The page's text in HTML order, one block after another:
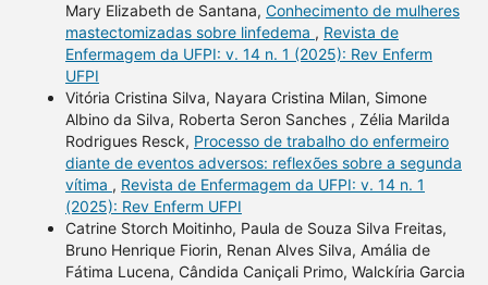
Mary Elizabeth de Santana, Conhecimento de mulheres
mastectomizadas sobre linfedema , Revista de
Enfermagem da UFPI: v. 14 n. 1 (2025): Rev Enferm
UFPI
Vitória Cristina Silva, Nayara Cristina Milan, Simone
Albino da Silva, Roberta Seron Sanches , Zélia Marilda
Rodrigues Resck, Processo de trabalho do enfermeiro
diante de eventos adversos: reflexões sobre a segunda
vítima , Revista de Enfermagem da UFPI: v. 14 n. 1
(2025): Rev Enferm UFPI
Catrine Storch Moitinho, Paula de Souza Silva Freitas,
Bruno Henrique Fiorin, Renan Alves Silva, Amália de
Fátima Lucena, Cândida Caniçali Primo, Walckíria Garcia